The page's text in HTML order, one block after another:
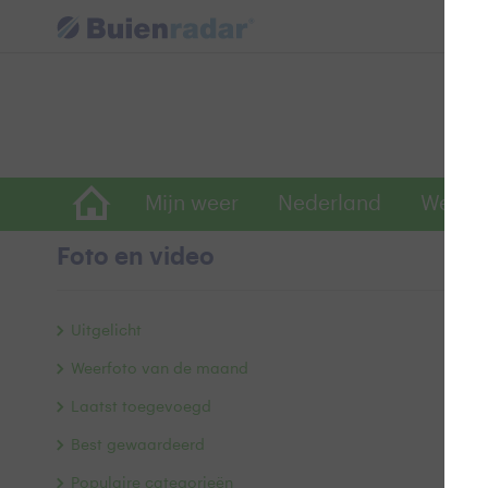
Mijn weer Nederland
Foto en video
Uitgelicht
Weerfoto van de maand
Laatst toegevoegd
Best gewaardeerd
Populaire categorieën